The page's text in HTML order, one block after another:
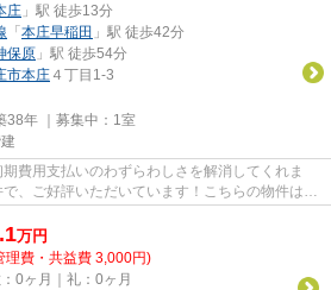
庄 」駅 徒歩13分
「 本庄早稲田 」駅 徒歩42分
保原 」駅 徒歩54分
市本庄 ４丁目1-3
38年 ｜募集中： 1室
費用支払いのわずらわしさを解消してくれま
、ご好評いただいています！こちらの物件は
...
万円
理費・共益費 3,000円)
0ヶ月｜礼：0ヶ月